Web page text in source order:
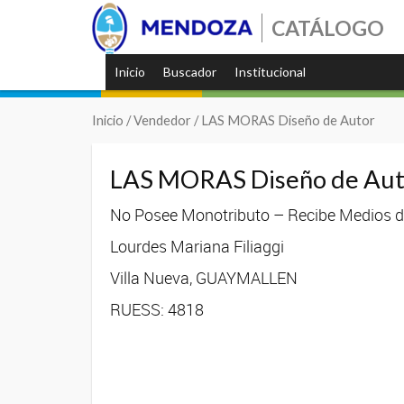
CATÁLOGO
Inicio Buscador Institucional
Inicio / Vendedor / LAS MORAS Diseño de Autor
LAS MORAS Diseño de
No Posee Monotributo – Recibe Medios
Lourdes Mariana Filiaggi
Villa Nueva, GUAYMALLEN
RUESS: 4818